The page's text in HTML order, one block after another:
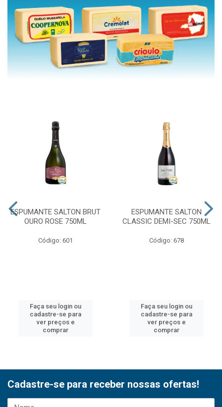
ESPUMANTE SALTON BRUT
OURO ROSE 750ML
Código: 601
Faça seu login ou
cadastre-se para
ver preços e
comprar
ESPUMANTE SALTON
CLASSIC DEMI-SEC 750ML
Código: 678
Faça seu login ou
cadastre-se para
ver preços e
comprar
Cadastre-se para receber nossas ofertas!